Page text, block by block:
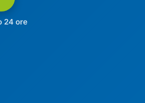
24 ore